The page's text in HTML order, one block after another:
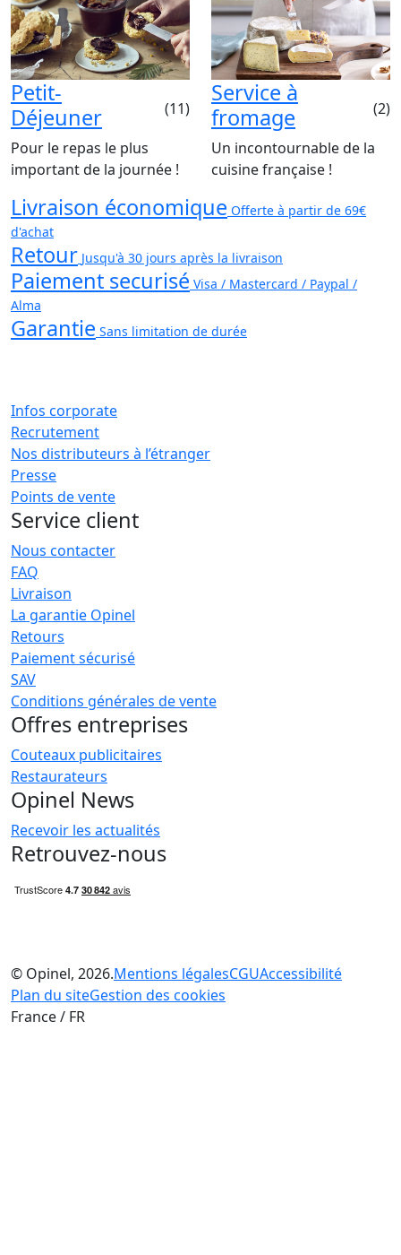
Petit-
Déjeuner
(11)
Pour le repas le plus
important de la journée !
Service à
fromage
(2)
Un incontournable de la
cuisine française !
Livraison économique Offerte à partir de 69€
d'achat
Retour Jusqu'à 30 jours après la livraison
Paiement securisé Visa / Mastercard / Paypal /
Alma
Garantie Sans limitation de durée
Infos corporate
Recrutement
Nos distributeurs à l’étranger
Presse
Points de vente
Service client
Nous contacter
FAQ
Livraison
La garantie Opinel
Retours
Paiement sécurisé
SAV
Conditions générales de vente
Offres entreprises
Couteaux publicitaires
Restaurateurs
Opinel News
Recevoir les actualités
Retrouvez-nous
© Opinel, 2026.Mentions légalesCGUAccessibilité
Plan du siteGestion des cookies
France / FR